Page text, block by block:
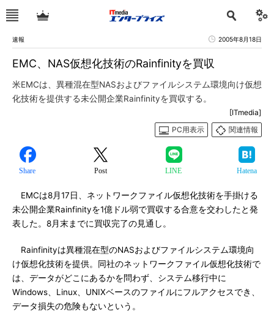
速報 2005年8月18日
EMC、NAS仮想化技術のRainfinityを買収
米EMCは、異種混在型NASおよびファイルシステム環境向け仮想
化技術を提供する未公開企業Rainfinityを買収する。
[ITmedia]
PC用表示
関連情報
Share Post LINE Hatena
EMCは8月17日、ネットワークファイル仮想化技術を手掛ける
未公開企業Rainfinityを1億ドル弱で買収する合意を交わしたと発
表した。8月末までに買収完了の見通し。
Rainfinityは異種混在型のNASおよびファイルシステム環境向
け仮想化技術を提供。同社のネットワークファイル仮想化技術で
は、データがどこにあるかを問わず、システム移行中に
Windows、Linux、UNIXベースのファイルにフルアクセスでき、
データ損失の危険もないという。